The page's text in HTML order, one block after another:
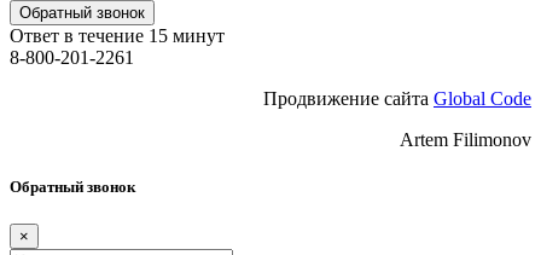
Обратный звонок
Ответ в течение 15 минут
8-800-201-2261
Продвижение сайта Global Code
Artem Filimonov
Обратный звонок
×